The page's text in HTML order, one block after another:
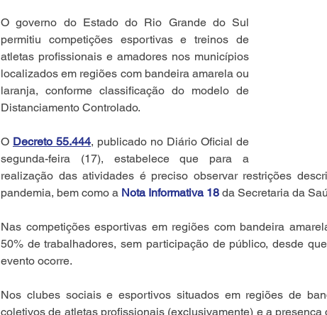
O governo do Estado do Rio Grande do Sul
permitiu competições esportivas e treinos de
atletas profissionais e amadores nos municípios
localizados em regiões com bandeira amarela ou
laranja, conforme classificação do modelo de
Distanciamento Controlado.
O Decreto 55.444, publicado no Diário Oficial de
segunda-feira (17), estabelece que para a
realização das atividades é preciso observar restrições
pandemia, bem como a Nota Informativa 18 da Secretaria da
Nas competições esportivas em regiões com bandeira
50% de trabalhadores, sem participação de público, desde
evento ocorre.
Nos clubes sociais e esportivos situados em regiões de
coletivos de atletas profissionais (exclusivamente) e a